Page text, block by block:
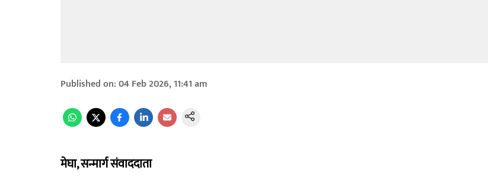
Published on:04 Feb 2026, 11:41 am
मेघा, सन्मार्ग संवाददाता